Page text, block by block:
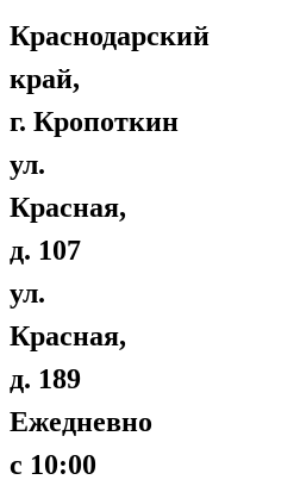
Краснодарский
край,
г. Кропоткин
ул.
Красная,
д. 107
ул.
Красная,
д. 189
Ежедневно
с 10:00